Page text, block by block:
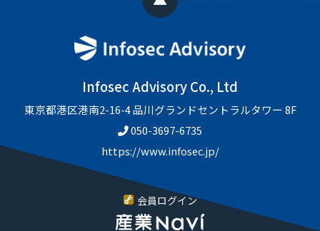
Infosec Advisory Co., Ltd
東京都港区港南2-16-4 品川グランドセントラルタワー 8F
050-3697-6735
https://www.infosec.jp/
会員ログイン